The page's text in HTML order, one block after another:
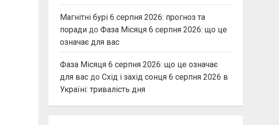
Магнітні бурі 6 серпня 2026: прогноз та
порадидо Фаза Місяця 6 серпня 2026: що це
означає для вас
Фаза Місяця 6 серпня 2026: що це означає
для васдо Схід і захід сонця 6 серпня 2026 в
Україні: тривалість дня